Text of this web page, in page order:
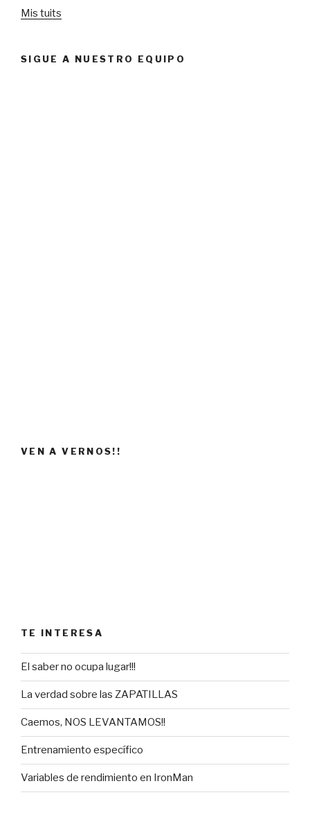
Mis tuits
SIGUE A NUESTRO EQUIPO
VEN A VERNOS!!
TE INTERESA
El saber no ocupa lugar!!!
La verdad sobre las ZAPATILLAS
Caemos, NOS LEVANTAMOS!!
Entrenamiento específico
Variables de rendimiento en IronMan